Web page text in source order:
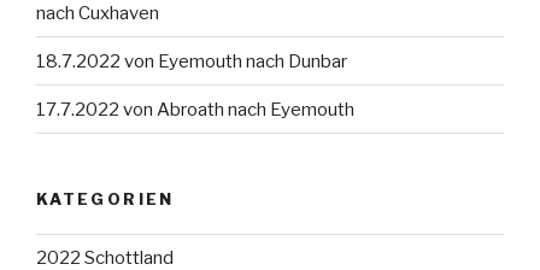
nach Cuxhaven
18.7.2022 von Eyemouth nach Dunbar
17.7.2022 von Abroath nach Eyemouth
KATEGORIEN
2022 Schottland